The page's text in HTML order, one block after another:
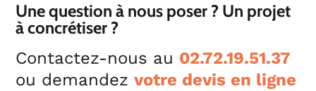
Une question à nous poser ? Un projet
à concrétiser ?
Contactez-nous au 02.72.19.51.37
ou demandezvotre devis en ligne